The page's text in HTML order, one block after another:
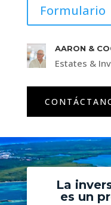
Formulario
AARON &
Estates &
La
es un